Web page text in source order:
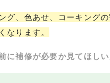
グ、色あせ、コーキング
なります。
に補修が必要か見てほしい